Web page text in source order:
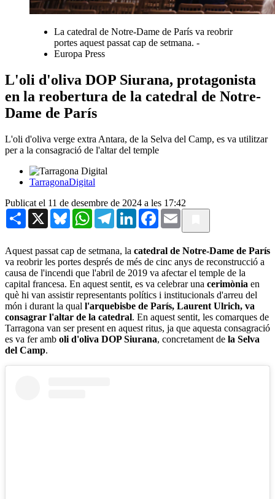
La catedral de Notre-Dame de París va reobrir
portes aquest passat cap de setmana. -
Europa Press
L'oli d'oliva DOP Siurana, protagonista
en la reobertura de la catedral de Notre-
Dame de París
L'oli d'oliva verge extra Antara, de la Selva del Camp, es va utilitzar
per a la consagració de l'altar del temple
TarragonaDigital
Publicat el 11 de desembre de 2024 a les 17:42
Share X BlueskyWhatsAppTelegramLinkedInFacebook
Email
Aquest passat cap de setmana, la catedral de Notre-Dame de París
va reobrir les portes després de més de cinc anys de reconstrucció a
causa de l'incendi que l'abril de 2019 va afectar el temple de la
capital francesa. En aquest sentit, es va celebrar una cerimònia en
què hi van assistir representants polítics i institucionals d'arreu del
món i durant la qual l'arquebisbe de París, Laurent Ulrich, va
consagrar l'altar de la catedral. En aquest sentit, les comarques de
Tarragona van ser present en aquest ritus, ja que aquesta consagració
es va fer amb oli d'oliva DOP Siurana, concretament de la Selva
del Camp.